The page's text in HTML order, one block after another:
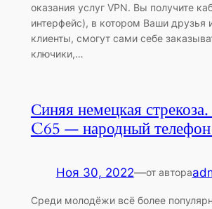
оказания услуг VPN. Вы получите
интерфейс), в котором Ваши друзья
клиенты, смогут сами себе
ключики,…
Синяя немецкая
C65 — народный телефон
Ноя 30, 2022—от автора
Среди молодёжи всё более